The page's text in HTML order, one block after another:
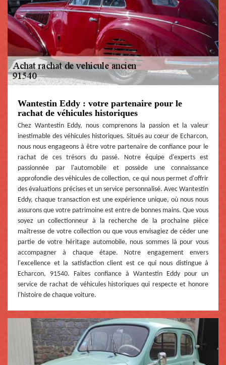
Wantestin Eddy : votre partenaire pour le
rachat de véhicules historiques
Chez Wantestin Eddy, nous comprenons la passion et la valeur
inestimable des véhicules historiques. Situés au cœur de Echarcon,
nous nous engageons à être votre partenaire de confiance pour le
rachat de ces trésors du passé. Notre équipe d'experts est
passionnée par l'automobile et possède une connaissance
approfondie des véhicules de collection, ce qui nous permet d'offrir
des évaluations précises et un service personnalisé. Avec Wantestin
Eddy, chaque transaction est une expérience unique, où nous nous
assurons que votre patrimoine est entre de bonnes mains. Que vous
soyez un collectionneur à la recherche de la prochaine pièce
maîtresse de votre collection ou que vous envisagiez de céder une
partie de votre héritage automobile, nous sommes là pour vous
accompagner à chaque étape. Notre engagement envers
l'excellence et la satisfaction client est ce qui nous distingue à
Echarcon, 91540. Faites confiance à Wantestin Eddy pour un
service de rachat de véhicules historiques qui respecte et honore
l'histoire de chaque voiture.